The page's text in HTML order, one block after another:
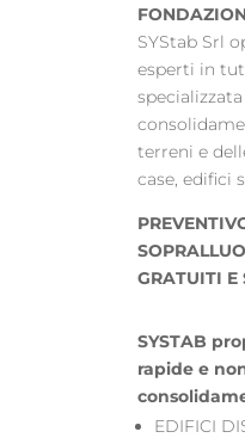
SYStab Srl
esperti in
terreni e
case, edifici
GRATUITI E
SYSTAB
rapide e
EDIFICI